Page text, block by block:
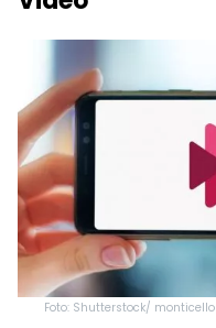
Foto: Shutterstock/ monticello